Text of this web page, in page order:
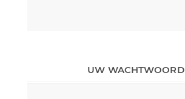
UW WACHTWOORD